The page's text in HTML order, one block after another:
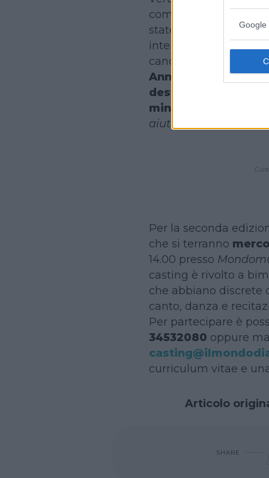
Google
compositore e
state curate da
internazionale nel
canora, infine, è
Annah
ha anche
destinare ad
minori meno
aiutano bambini
Per la seconda
che si terranno
14.00 presso
casting è rivolto a
che abbiano discrete
canto, danza e
Per partecipare è
34532080 oppure
curriculum vitae e
Articolo
SHARE